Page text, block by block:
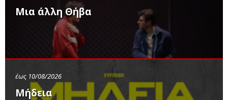
Μια άλλη Θήβα
έως 10/08/2026
Μήδεια